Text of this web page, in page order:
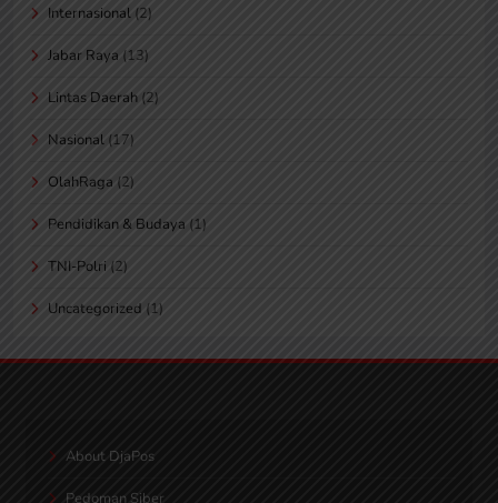
Internasional (2)
Jabar Raya (13)
Lintas Daerah (2)
Nasional (17)
OlahRaga (2)
Pendidikan & Budaya (1)
TNI-Polri (2)
Uncategorized (1)
About DjaPos
Pedoman Siber